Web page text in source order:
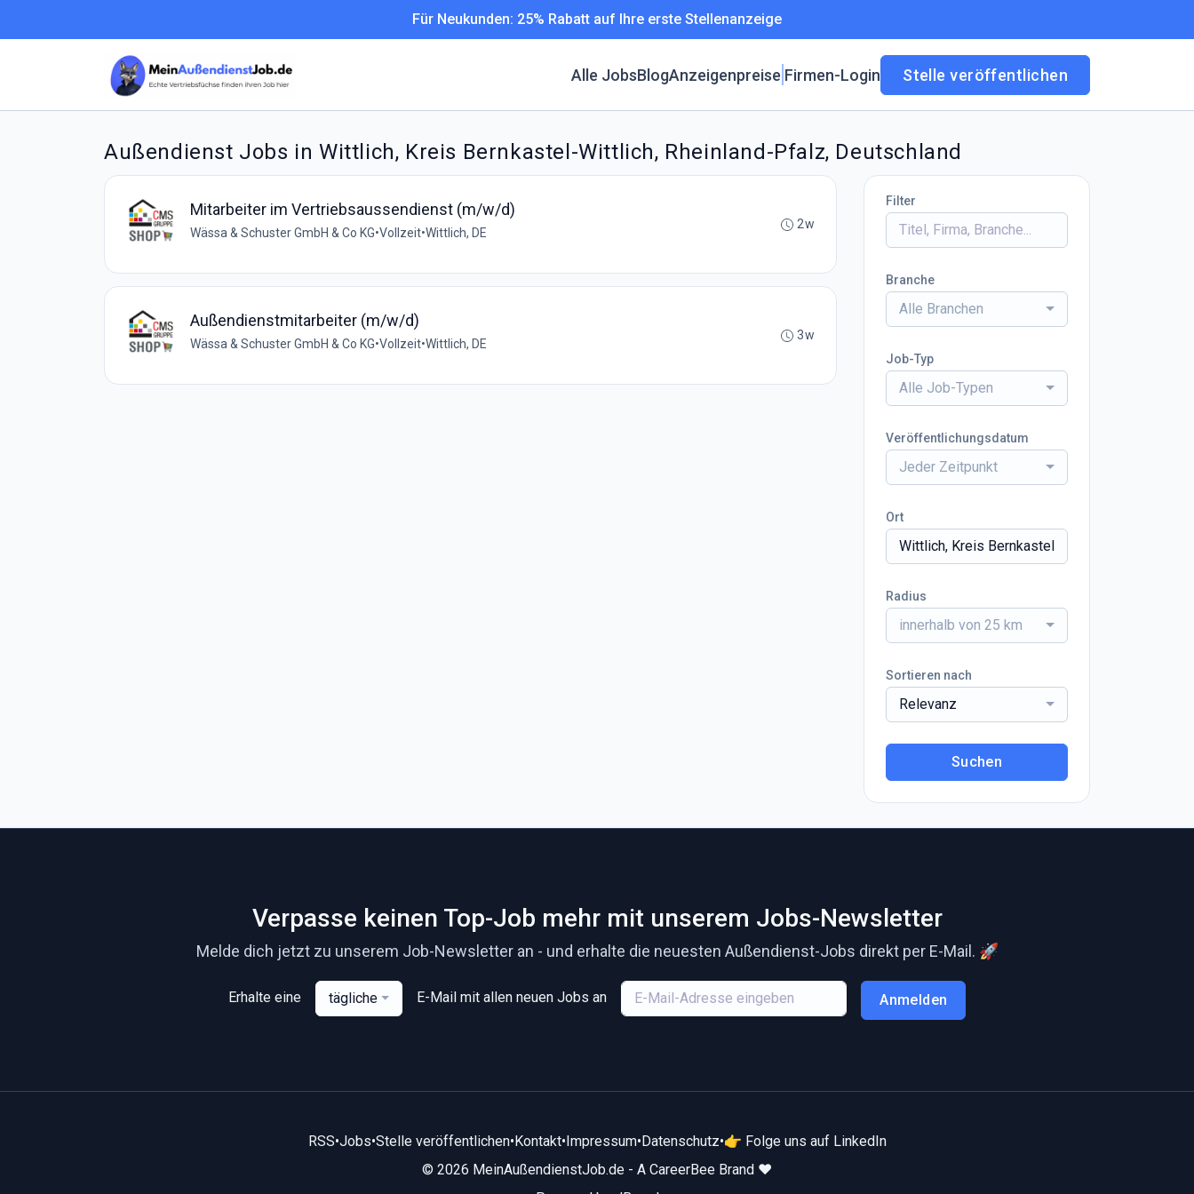
Für Neukunden: 25% Rabatt auf Ihre erste Stellenanzeige
Alle JobsBlogAnzeigenpreise Firmen-Login Stelle veröffentlichen
Außendienst Jobs in Wittlich, Kreis Bernkastel-Wittlich, Rheinland-Pfalz, Deutschland
Mitarbeiter im Vertriebsaussendienst (m/w/d)
Wässa & Schuster GmbH & Co KG•Vollzeit•Wittlich, DE
2w
Außendienstmitarbeiter (m/w/d)
Wässa & Schuster GmbH & Co KG•Vollzeit•Wittlich, DE
3w
Filter
Branche
Alle Branchen
Job-Typ
Alle Job-Typen
Veröffentlichungsdatum
Jeder Zeitpunkt
Ort
Radius
innerhalb von 25 km
Sortieren nach
Relevanz
Suchen
Verpasse keinen Top-Job mehr mit unserem Jobs-Newsletter
Melde dich jetzt zu unserem Job-Newsletter an - und erhalte die neuesten Außendienst-Jobs direkt per E-Mail. 🚀
Erhalte eine tägliche E-Mail mit allen neuen Jobs an Anmelden
RSS•Jobs•Stelle veröffentlichen•Kontakt•Impressum•Datenschutz•👉 Folge uns auf LinkedIn
© 2026 MeinAußendienstJob.de - A CareerBee Brand ❤️